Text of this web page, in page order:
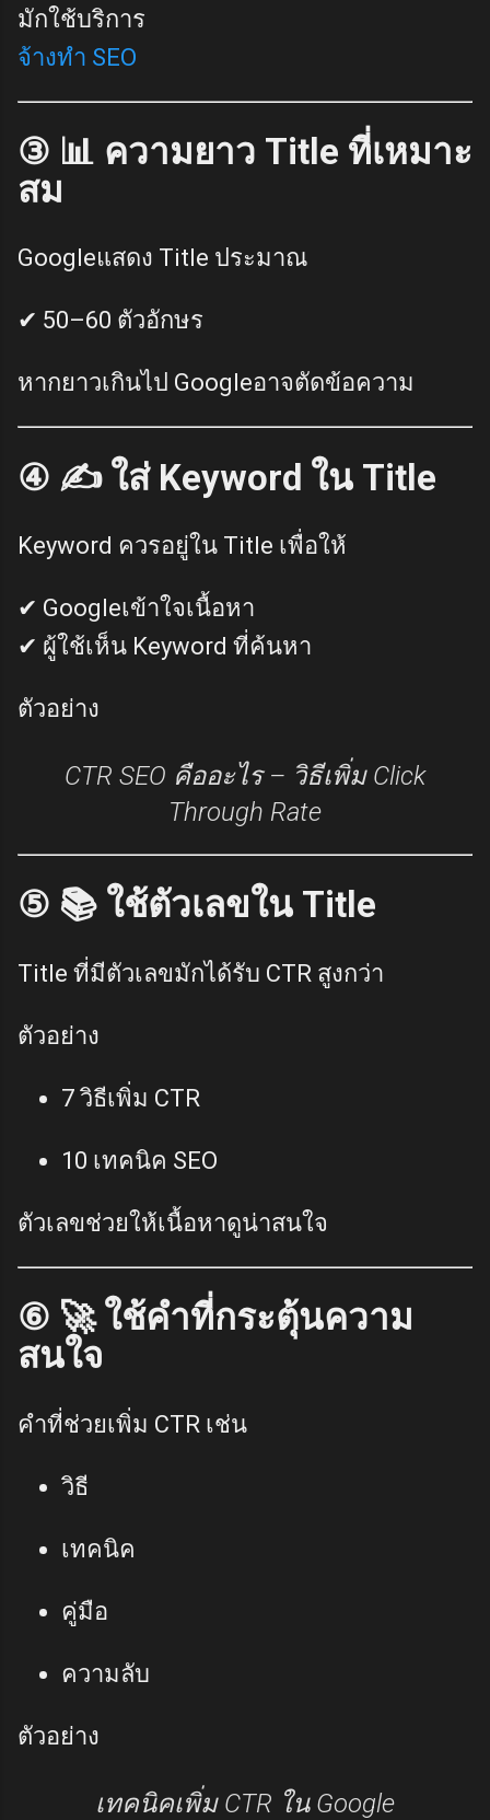
มักใช้บริการ
จ้างทำ SEO
③ 📊 ความยาว Title ที่เหมาะ
สม
Googleแสดง Title ประมาณ
✔ 50–60 ตัวอักษร
หากยาวเกินไป Googleอาจตัดข้อความ
④ ✍️ ใส่ Keyword ใน Title
Keyword ควรอยู่ใน Title เพื่อให้
✔ Googleเข้าใจเนื้อหา
✔ ผู้ใช้เห็น Keyword ที่ค้นหา
ตัวอย่าง
CTR SEO คืออะไร – วิธีเพิ่ม Click
Through Rate
⑤ 📚 ใช้ตัวเลขใน Title
Title ที่มีตัวเลขมักได้รับ CTR สูงกว่า
ตัวอย่าง
7 วิธีเพิ่ม CTR
10 เทคนิค SEO
ตัวเลขช่วยให้เนื้อหาดูน่าสนใจ
⑥ 🚀 ใช้คำที่กระตุ้นความ
สนใจ
คำที่ช่วยเพิ่ม CTR เช่น
วิธี
เทคนิค
คู่มือ
ความลับ
ตัวอย่าง
เทคนิคเพิ่ม CTR ใน Google